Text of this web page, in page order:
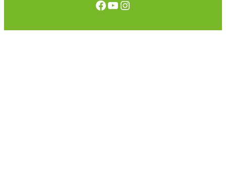
Facebook
YouTube
Instagram